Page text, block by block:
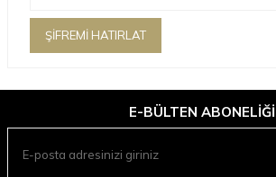
ŞIFREMI HATIRLAT
E-BÜLTEN ABONELIĞI